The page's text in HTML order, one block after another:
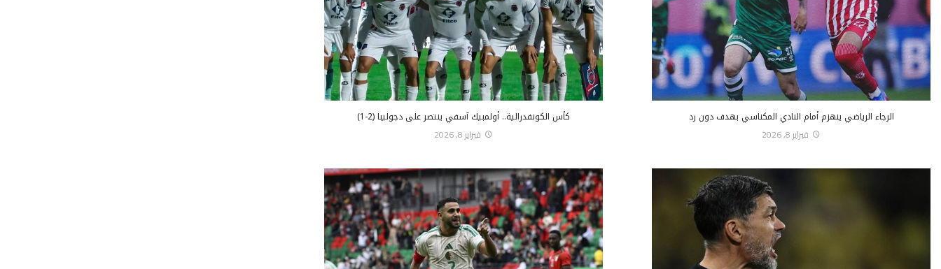
الرجاء الرياضي ينهزم أمام النادي المكناسي بهدف دون رد
فبراير 8, 2026
كأس الكونفدرالية.. أولمبيك آسفي ينتصر على دجوليبا (2-1)
فبراير 8, 2026